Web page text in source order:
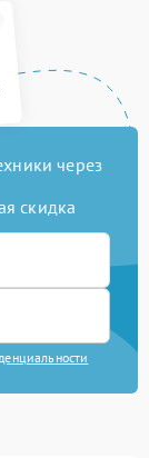
через
скидка